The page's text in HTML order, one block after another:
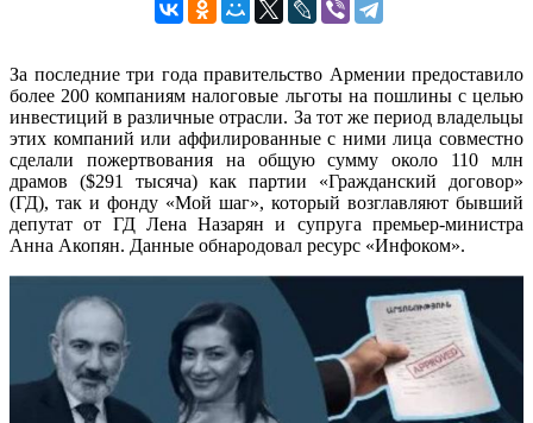
За последние три года правительство Армении предоставило
более 200 компаниям налоговые льготы на пошлины с целью
инвестиций в различные отрасли. За тот же период владельцы
этих компаний или аффилированные с ними лица совместно
сделали пожертвования на общую сумму около 110 млн
драмов ($291 тысяча) как партии «Гражданский договор»
(ГД), так и фонду «Мой шаг», который возглавляют бывший
депутат от ГД Лена Назарян и супруга премьер-министра
Анна Акопян. Данные обнародовал ресурс «Инфоком».